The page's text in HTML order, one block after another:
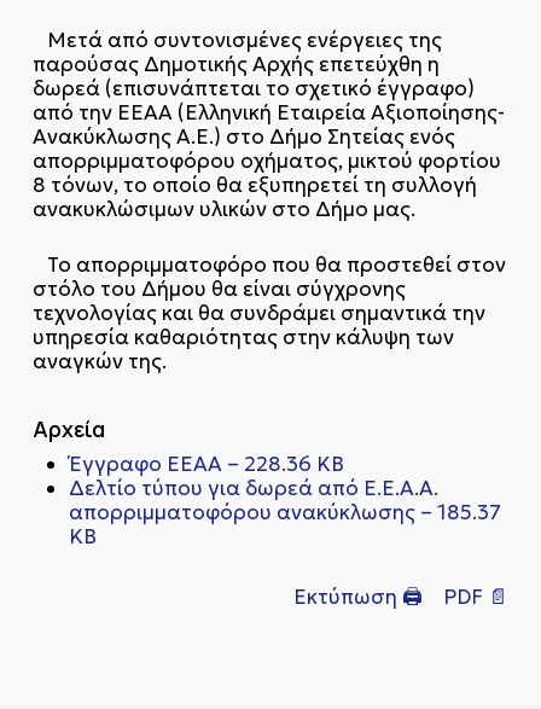
Μετά από συντονισμένες ενέργειες της
παρούσας Δημοτικής Αρχής επετεύχθη η
δωρεά (επισυνάπτεται το σχετικό έγγραφο)
από την ΕΕΑΑ (Ελληνική Εταιρεία Αξιοποίησης-
Ανακύκλωσης Α.Ε.) στο Δήμο Σητείας ενός
απορριμματοφόρου οχήματος, μικτού φορτίου
8 τόνων, το οποίο θα εξυπηρετεί τη συλλογή
ανακυκλώσιμων υλικών στο Δήμο μας.
Το απορριμματοφόρο που θα προστεθεί στον
στόλο του Δήμου θα είναι σύγχρονης
τεχνολογίας και θα συνδράμει σημαντικά την
υπηρεσία καθαριότητας στην κάλυψη των
αναγκών της.
Αρχεία
Έγγραφο ΕΕΑΑ – 228.36 KB
Δελτίο τύπου για δωρεά από Ε.Ε.Α.Α.
απορριμματοφόρου ανακύκλωσης – 185.37
KB
Εκτύπωση 🖨 PDF 📄